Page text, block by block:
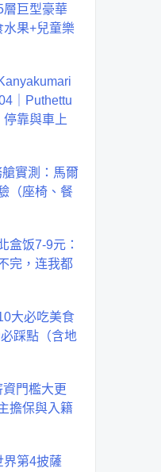
層巨型豪華
水果+兒童樂
｜Puthettu
靠與車上
實測：馬爾
（座椅、餐
盒饭7-9元：
完，连我都
大必吃美食
踩點（含地
門檻大更
擔保與入籍
界第4披薩